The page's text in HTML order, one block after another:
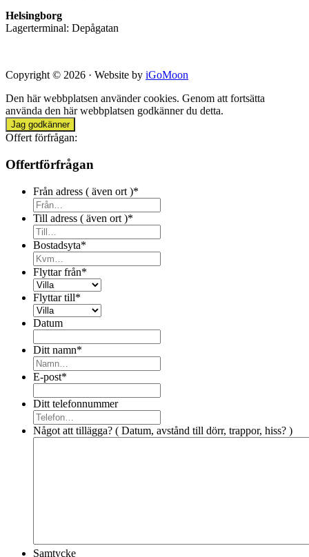
Helsingborg
Lagerterminal: Depågatan
Copyright © 2026 · Website by iGoMoon
Den här webbplatsen använder cookies. Genom att fortsätta
använda den här webbplatsen godkänner du detta.
Jag godkänner
Offert förfrågan:
Offertförfrågan
Från adress ( även ort )*
Till adress ( även ort )*
Bostadsyta*
Flyttar från*
Flyttar till*
Datum
Ditt namn*
E-post*
Ditt telefonnummer
Något att tillägga? ( Datum, avstånd till dörr, trappor, hiss? )
Samtycke